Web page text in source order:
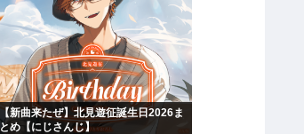
【新曲来たぜ】北見遊征誕生日2026ま
とめ【にじさんじ】